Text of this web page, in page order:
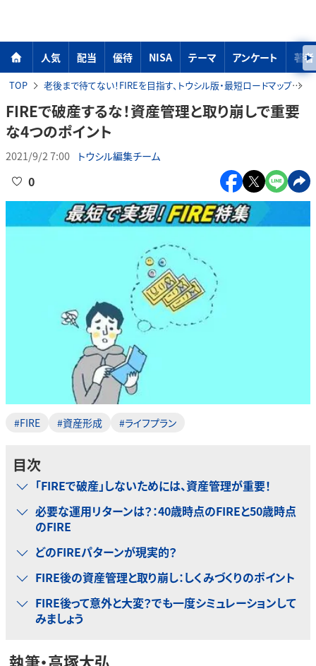
人気 配当 優待 NISA テーマ アンケート 著者
TOP 老後まで待てない！FIREを目指す、トウシル版・最短ロードマップ
FIREで破産するな！資産管理と取り崩しで重要
な4つのポイント
2021/9/2 7:00 トウシル編集チーム
0
#FIRE #資産形成 #ライフプラン
目次
「FIREで破産」しないためには、資産管理が重要！
必要な運用リターンは？：40歳時点のFIREと50歳時点
のFIRE
どのFIREパターンが現実的？
FIRE後の資産管理と取り崩し：しくみづくりのポイント
FIRE後って意外と大変？でも一度シミュレーションして
みましょう
執筆・高塚大弘